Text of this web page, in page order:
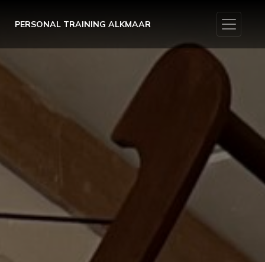
PERSONAL TRAINING ALKMAAR Toggle